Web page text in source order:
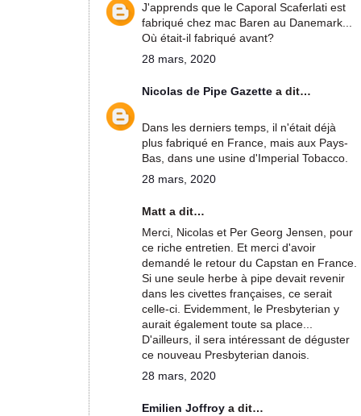
J'apprends que le Caporal Scaferlati est
fabriqué chez mac Baren au Danemark...
Où était-il fabriqué avant?
28 mars, 2020
Nicolas de Pipe Gazette a dit…
Dans les derniers temps, il n'était déjà
plus fabriqué en France, mais aux Pays-
Bas, dans une usine d'Imperial Tobacco.
28 mars, 2020
Matt a dit…
Merci, Nicolas et Per Georg Jensen, pour
ce riche entretien. Et merci d'avoir
demandé le retour du Capstan en France.
Si une seule herbe à pipe devait revenir
dans les civettes françaises, ce serait
celle-ci. Evidemment, le Presbyterian y
aurait également toute sa place...
D'ailleurs, il sera intéressant de déguster
ce nouveau Presbyterian danois.
28 mars, 2020
Emilien Joffroy a dit…